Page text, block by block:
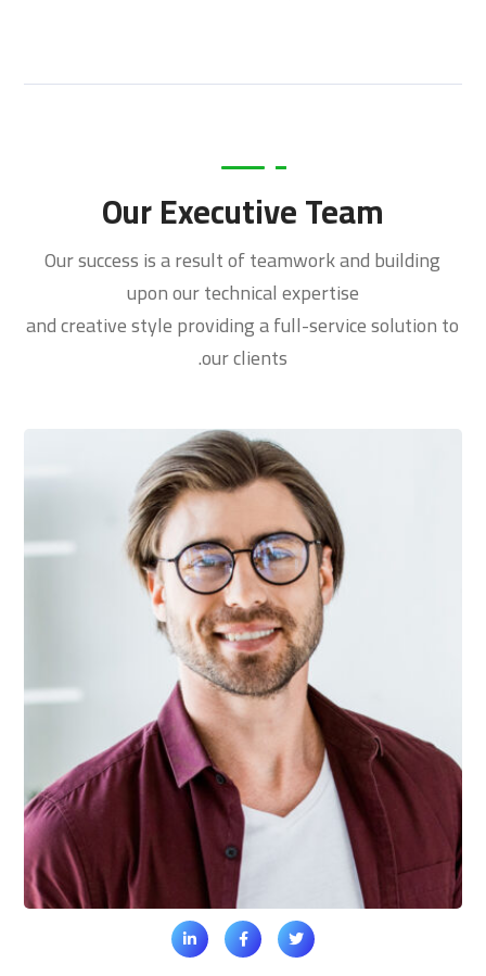
Our Executive Team
Our success is a result of teamwork and building
upon our technical expertise
and creative style providing a full-service solution to
our clients.